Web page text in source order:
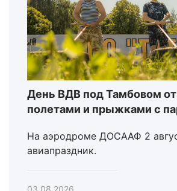
День ВДВ под Тамбовом
полетами и прыжками с
На аэродроме ДОСААФ 2
авиапраздник.